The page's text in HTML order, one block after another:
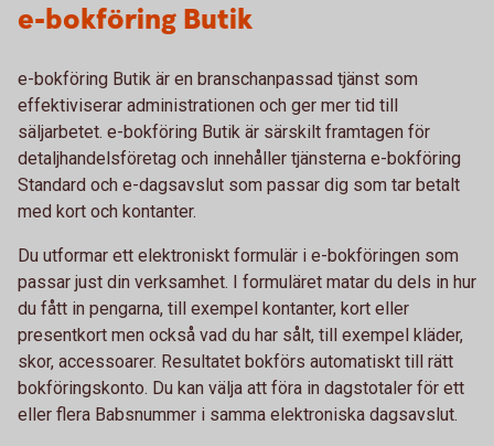
e-bokföring Butik
e-bokföring Butik är en branschanpassad tjänst som
effektiviserar administrationen och ger mer tid till
säljarbetet. e-bokföring Butik är särskilt framtagen för
detaljhandelsföretag och innehåller tjänsterna e-bokföring
Standard och e-dagsavslut som passar dig som tar betalt
med kort och kontanter.
Du utformar ett elektroniskt formulär i e-bokföringen som
passar just din verksamhet. I formuläret matar du dels in hur
du fått in pengarna, till exempel kontanter, kort eller
presentkort men också vad du har sålt, till exempel kläder,
skor, accessoarer. Resultatet bokförs automatiskt till rätt
bokföringskonto. Du kan välja att föra in dagstotaler för ett
eller flera Babsnummer i samma elektroniska dagsavslut.